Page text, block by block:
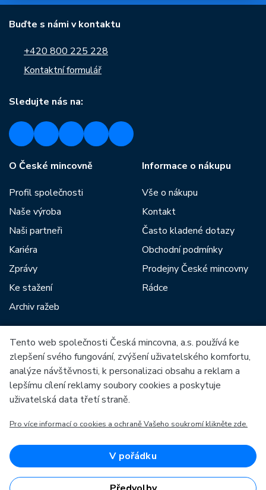
Buďte s námi v kontaktu
+420 800 225 228
Kontaktní formulář
Sledujte nás na:
O České mincovně
Profil společnosti
Naše výroba
Naši partneři
Kariéra
Zprávy
Ke stažení
Archiv ražeb
Informace o nákupu
Vše o nákupu
Kontakt
Často kladené dotazy
Obchodní podmínky
Prodejny České mincovny
Rádce
Mezi naše partnery patří:
Evropská unie
OP Podnikání a inovace pro konkurenceschopnost
Evropský fond pro regionální rozvoj
Tento web společnosti Česká mincovna, a.s. používá ke
zlepšení svého fungování, zvýšení uživatelského komfortu,
analýze návštěvnosti, k personalizaci obsahu a reklam a
lepšímu cílení reklamy soubory cookies a poskytuje
uživatelská data třetí straně.
Pro více informací o cookies a ochraně Vašeho soukromí klikněte zde.
V pořádku